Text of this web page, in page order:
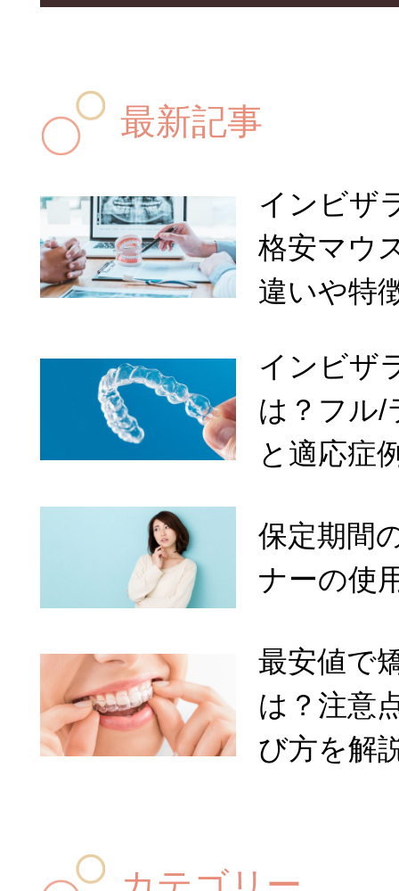
最新記事
インビザ
格安マウ
違いや特
インビザ
は？フル/
と適応症
保定期間
ナーの使
最安値で
は？注意
び方を解